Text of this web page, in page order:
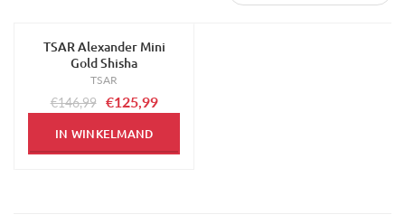
-14%
TSAR Alexander Mini
Gold Shisha
TSAR
€146,99 €125,99
IN WINKELMAND